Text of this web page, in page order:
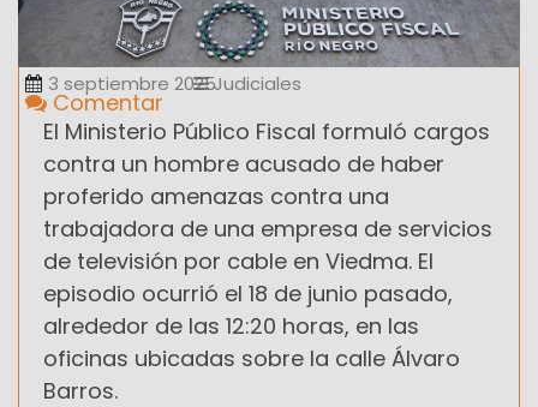
3 septiembre 2025Judiciales
Comentar
El Ministerio Público Fiscal formuló cargos
contra un hombre acusado de haber
proferido amenazas contra una
trabajadora de una empresa de servicios
de televisión por cable en Viedma. El
episodio ocurrió el 18 de junio pasado,
alrededor de las 12:20 horas, en las
oficinas ubicadas sobre la calle Álvaro
Barros.